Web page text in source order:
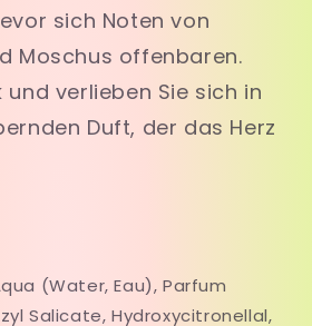
sich Noten von
Moschus offenbaren.
und verlieben Sie sich in
Duft, der das Herz
(Water, Eau), Parfum
Salicate, Hydroxycitronellal,